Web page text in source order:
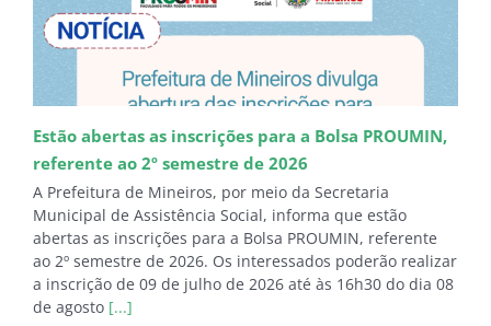
Estão abertas as inscrições para a Bolsa PROUMIN,
referente ao 2º semestre de 2026
A Prefeitura de Mineiros, por meio da Secretaria
Municipal de Assistência Social, informa que estão
abertas as inscrições para a Bolsa PROUMIN, referente
ao 2º semestre de 2026. Os interessados poderão realizar
a inscrição de 09 de julho de 2026 até às 16h30 do dia 08
de agosto [...]